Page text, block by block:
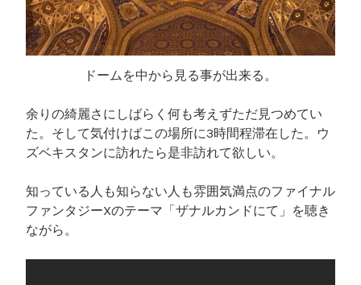
ドームを中から見る事が出来る。
余りの綺麗さにしばらく何も考えずただ見つめてい
た。そして気付けばこの場所に3時間程滞在した。ウ
ズベキスタンに訪れたら是非訪れて欲しい。
知っている人も知らない人も雰囲気満点のファイナル
ファンタジーXのテーマ「ザナルカンドにて」を聴き
ながら。